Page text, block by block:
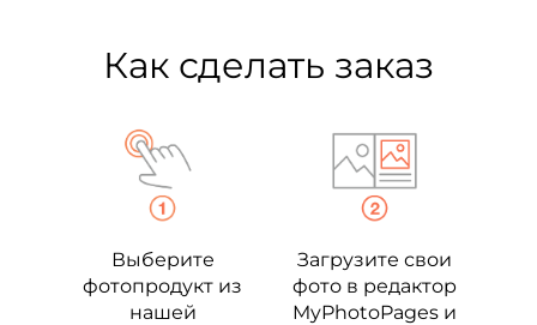
Как сделать заказ
Выберите
фотопродукт из
нашей
Загрузите свои
фото в редактор
MyPhotoPages и